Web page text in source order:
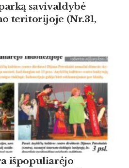
savivaldybė
teritorijoje (Nr.31,
išpopuliarėjo